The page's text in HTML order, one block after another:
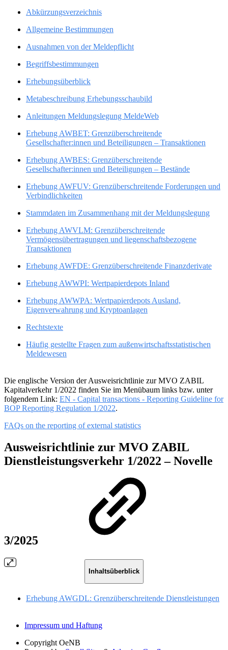
Abkürzungsverzeichnis
Allgemeine Bestimmungen
Ausnahmen von der Meldepflicht
Begriffsbestimmungen
Erhebungsüberblick
Metabeschreibung Erhebungsschaubild
Anleitungen Meldungslegung MeldeWeb
Erhebung AWBET: Grenzüberschreitende
Gesellschafter:innen und Beteiligungen – Transaktionen
Erhebung AWBES: Grenzüberschreitende
Gesellschafter:innen und Beteiligungen – Bestände
Erhebung AWFUV: Grenzüberschreitende Forderungen und
Verbindlichkeiten
Stammdaten im Zusammenhang mit der Meldungslegung
Erhebung AWVLM: Grenzüberschreitende
Vermögensübertragungen und liegenschaftsbezogene
Transaktionen
Erhebung AWFDE: Grenzüberschreitende Finanzderivate
Erhebung AWWPI: Wertpapierdepots Inland
Erhebung AWWPA: Wertpapierdepots Ausland,
Eigenverwahrung und Kryptoanlagen
Rechtstexte
Häufig gestellte Fragen zum außenwirtschaftsstatistischen
Meldewesen
Die englische Version der Ausweisrichtlinie zur MVO ZABIL
Kapitalverkehr 1/2022 finden Sie im Menübaum links bzw. unter
folgendem Link: EN - Capital transactions - Reporting Guideline for
BOP Reporting Regulation 1/2022.
FAQs on the reporting of external statistics
Ausweisrichtlinie zur MVO ZABIL
Dienstleistungsverkehr 1/2022 – Novelle
3/2025
Inhaltsüberblick
Erhebung AWGDL: Grenzüberschreitende Dienstleistungen
Impressum und Haftung
Copyright OeNB